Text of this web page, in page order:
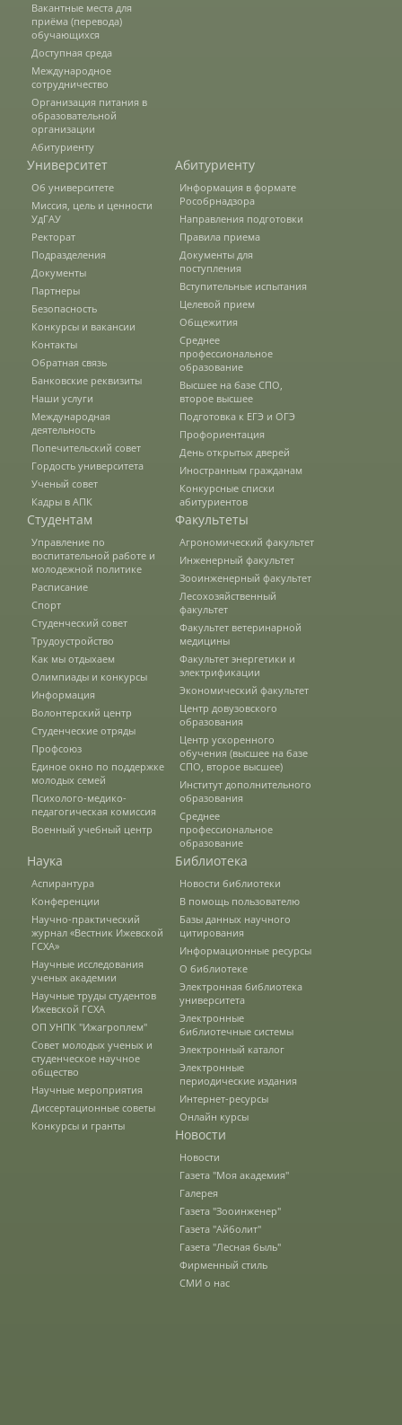
Разное
Абитуриенту
Информация в формате Рособрнадзора
Направления подготовки
Правила приема
Документы для поступления
Вступительные испытания
Целевой прием
Общежития
Среднее профессиональное
образование
Высшее на базе СПО, второе высшее
Подготовка к ЕГЭ и ОГЭ
Профориентация
День открытых дверей
Иностранным гражданам
Конкурсные списки абитуриентов
Студентам
Управление по воспитательной работе
и молодежной политике
Документы
Рабочие программы
Консультация психолога
Вакантные места для
приёма (перевода)
обучающихся
Доступная среда
Международное
сотрудничество
Организация питания в
образовательной
организации
Абитуриенту
Университет
Об университете
Миссия, цель и ценности
УдГАУ
Ректорат
Подразделения
Документы
Партнеры
Безопасность
Конкурсы и вакансии
Контакты
Обратная связь
Банковские реквизиты
Наши услуги
Международная
деятельность
Попечительский совет
Гордость университета
Ученый совет
Кадры в АПК
Абитуриенту
Информация в формате
Рособрнадзора
Направления подготовки
Правила приема
Документы для
поступления
Вступительные испытания
Целевой прием
Общежития
Среднее
профессиональное
образование
Высшее на базе СПО,
второе высшее
Подготовка к ЕГЭ и ОГЭ
Профориентация
День открытых дверей
Иностранным гражданам
Конкурсные списки
абитуриентов
Студентам
Управление по
воспитательной работе и
молодежной политике
Расписание
Спорт
Студенческий совет
Трудоустройство
Как мы отдыхаем
Олимпиады и конкурсы
Информация
Волонтерский центр
Студенческие отряды
Профсоюз
Единое окно по поддержке
молодых семей
Психолого-медико-
педагогическая комиссия
Военный учебный центр
Факультеты
Агрономический факультет
Инженерный факультет
Зооинженерный факультет
Лесохозяйственный
факультет
Факультет ветеринарной
медицины
Факультет энергетики и
электрификации
Экономический факультет
Центр довузовского
образования
Центр ускоренного
обучения (высшее на базе
СПО, второе высшее)
Институт дополнительного
образования
Среднее
профессиональное
образование
Наука
Аспирантура
Конференции
Научно-практический
журнал «Вестник Ижевской
ГСХА»
Научные исследования
ученых академии
Научные труды студентов
Ижевской ГСХА
ОП УНПК "Ижагроплем"
Совет молодых ученых и
студенческое научное
общество
Научные мероприятия
Диссертационные советы
Конкурсы и гранты
Библиотека
Новости библиотеки
В помощь пользователю
Базы данных научного
цитирования
Информационные ресурсы
О библиотеке
Электронная библиотека
университета
Электронные
библиотечные системы
Электронный каталог
Электронные
периодические издания
Интернет-ресурсы
Онлайн курсы
Новости
Новости
Газета "Моя академия"
Галерея
Газета "Зооинженер"
Газета "Айболит"
Газета "Лесная быль"
Фирменный стиль
СМИ о нас